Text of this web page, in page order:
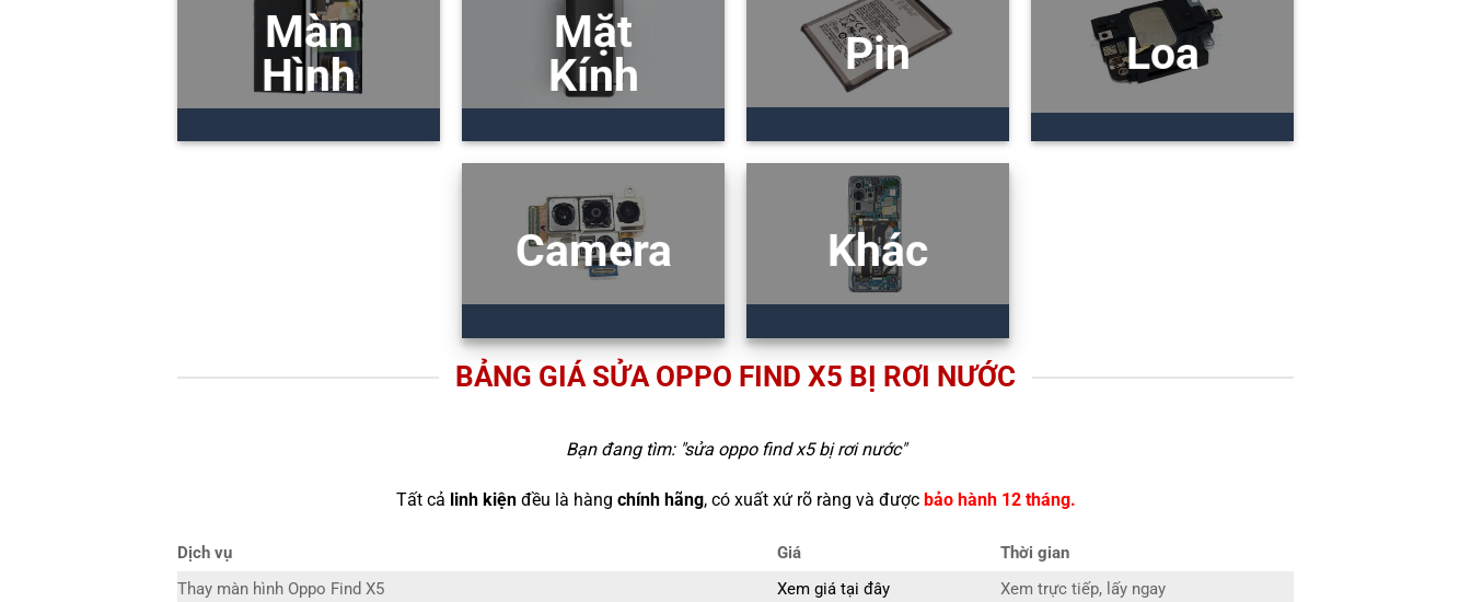
Màn
Hình
Mặt
Kính
Pin Loa
Camera Khác
BẢNG GIÁ SỬA OPPO FIND X5 BỊ RƠI NƯỚC
Bạn đang tìm: "sửa oppo find x5 bị rơi nước"
Tất cả linh kiệnđều là hàng chính hãng, có xuất xứ rõ ràng và được bảo hành 12 tháng.
Dịch vụ Giá
Thời gian
Thay màn hình Oppo Find X5
Xem giá tại đây
Xem trực tiếp, lấy ngay